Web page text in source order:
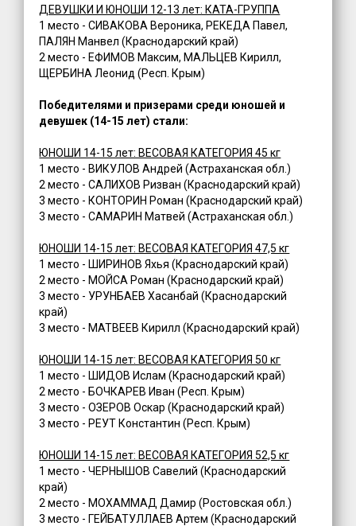
ДЕВУШКИ И ЮНОШИ 12-13 лет: КАТА-ГРУППА
1 место - СИВАКОВА Вероника, РЕКЕДА Павел,
ПАЛЯН Манвел (Краснодарский край)
2 место - ЕФИМОВ Максим, МАЛЬЦЕВ Кирилл,
ЩЕРБИНА Леонид (Респ. Крым)
Победителями и призерами среди юношей и
девушек (14-15 лет) стали:
ЮНОШИ 14-15 лет: ВЕСОВАЯ КАТЕГОРИЯ 45 кг
1 место - ВИКУЛОВ Андрей (Астраханская обл.)
2 место - САЛИХОВ Ризван (Краснодарский край)
3 место - КОНТОРИН Роман (Краснодарский край)
3 место - САМАРИН Матвей (Астраханская обл.)
ЮНОШИ 14-15 лет: ВЕСОВАЯ КАТЕГОРИЯ 47,5 кг
1 место - ШИРИНОВ Яхья (Краснодарский край)
2 место - МОЙСА Роман (Краснодарский край)
3 место - УРУНБАЕВ Хасанбай (Краснодарский
край)
3 место - МАТВЕЕВ Кирилл (Краснодарский край)
ЮНОШИ 14-15 лет: ВЕСОВАЯ КАТЕГОРИЯ 50 кг
1 место - ШИДОВ Ислам (Краснодарский край)
2 место - БОЧКАРЕВ Иван (Респ. Крым)
3 место - ОЗЕРОВ Оскар (Краснодарский край)
3 место - РЕУТ Константин (Респ. Крым)
ЮНОШИ 14-15 лет: ВЕСОВАЯ КАТЕГОРИЯ 52,5 кг
1 место - ЧЕРНЫШОВ Савелий (Краснодарский
край)
2 место - МОХАММАД Дамир (Ростовская обл.)
3 место - ГЕЙБАТУЛЛАЕВ Артем (Краснодарский